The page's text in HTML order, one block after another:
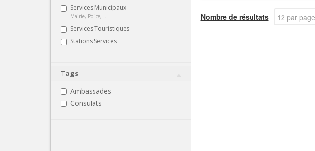
Services Municipaux
Mairie, Police, ...
Services Touristiques
Stations Services
Tags
Ambassades
Consulats
Nombre de résultats 12 par page